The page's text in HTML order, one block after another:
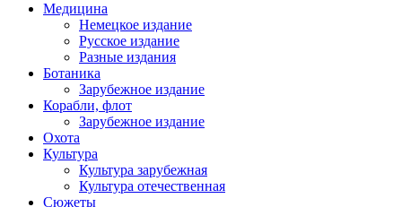
Медицина
Немецкое издание
Русское издание
Разные издания
Ботаника
Зарубежное издание
Корабли, флот
Зарубежное издание
Охота
Культура
Культура зарубежная
Культура отечественная
Сюжеты